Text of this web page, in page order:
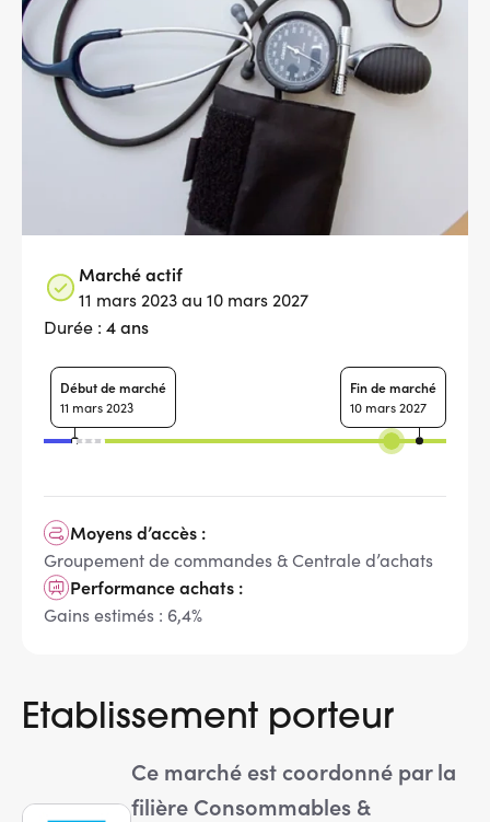
Espace presse
Aide & contact
Marché actif
11 mars 2023 au 10 mars 2027
Durée : 4 ans
Début de marché
11 mars 2023
Fin de marché
10 mars 2027
Moyens d’accès :
Groupement de commandes & Centrale d’achats
Performance achats :
Gains estimés : 6,4%
Etablissement porteur
Ce marché est coordonné par la
filière Consommables &